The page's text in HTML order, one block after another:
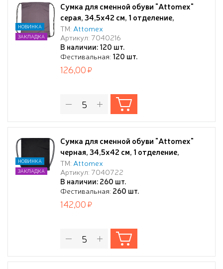
Сумка для сменной обуви "Attomex"
серая, 34,5x42 см, 1 отделение,
водоотталкивающая ткань, на
веревочной завязке,
ТМ: Attomex
Артикул: 7040216
В наличии: 120 шт.
Фестивальная: 120 шт.
НОВИНКА
ЗАКЛАДКА
126,00
Сумка для сменной обуви "Attomex"
черная, 34,5x42 см, 1 отделение,
водоотталкивающая ткань, на
веревочной завязке,
ТМ: Attomex
Артикул: 7040722
В наличии: 260 шт.
Фестивальная: 260 шт.
НОВИНКА
ЗАКЛАДКА
142,00